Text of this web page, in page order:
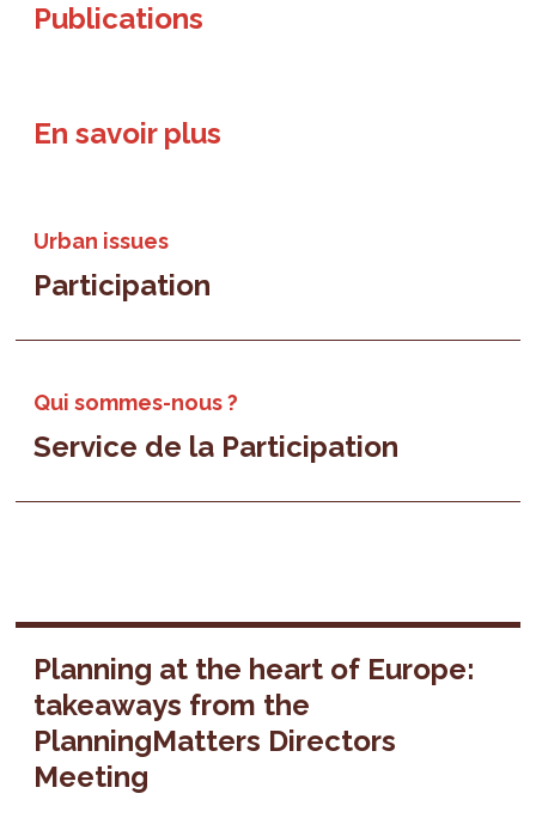
Publications
En savoir plus
Urban issues
Participation
Qui sommes-nous ?
Service de la Participation
Planning at the heart of Europe:
takeaways from the
PlanningMatters Directors
Meeting